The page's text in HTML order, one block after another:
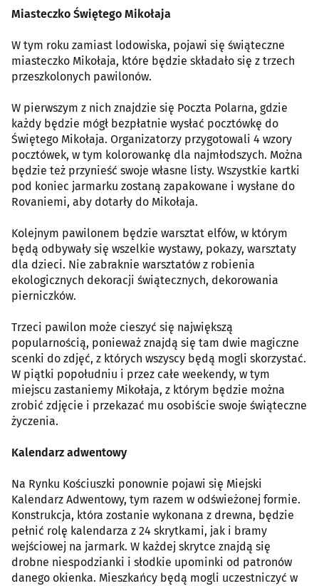
Miasteczko Świętego Mikołaja
W tym roku zamiast lodowiska, pojawi się świąteczne
miasteczko Mikołaja, które będzie składało się z trzech
przeszkolonych pawilonów.
W pierwszym z nich znajdzie się Poczta Polarna, gdzie
każdy będzie mógł bezpłatnie wysłać pocztówkę do
Świętego Mikołaja. Organizatorzy przygotowali 4 wzory
pocztówek, w tym kolorowankę dla najmłodszych. Można
będzie też przynieść swoje własne listy. Wszystkie kartki
pod koniec jarmarku zostaną zapakowane i wysłane do
Rovaniemi, aby dotarły do Mikołaja.
Kolejnym pawilonem będzie warsztat elfów, w którym
będą odbywały się wszelkie wystawy, pokazy, warsztaty
dla dzieci. Nie zabraknie warsztatów z robienia
ekologicznych dekoracji świątecznych, dekorowania
pierniczków.
Trzeci pawilon może cieszyć się największą
popularnością, ponieważ znajdą się tam dwie magiczne
scenki do zdjęć, z których wszyscy będą mogli skorzystać.
W piątki popołudniu i przez całe weekendy, w tym
miejscu zastaniemy Mikołaja, z którym będzie można
zrobić zdjęcie i przekazać mu osobiście swoje świąteczne
życzenia.
Kalendarz adwentowy
Na Rynku Kościuszki ponownie pojawi się Miejski
Kalendarz Adwentowy, tym razem w odświeżonej formie.
Konstrukcja, która zostanie wykonana z drewna, będzie
pełnić rolę kalendarza z 24 skrytkami, jak i bramy
wejściowej na jarmark. W każdej skrytce znajdą się
drobne niespodzianki i słodkie upominki od patronów
danego okienka. Mieszkańcy będą mogli uczestniczyć w